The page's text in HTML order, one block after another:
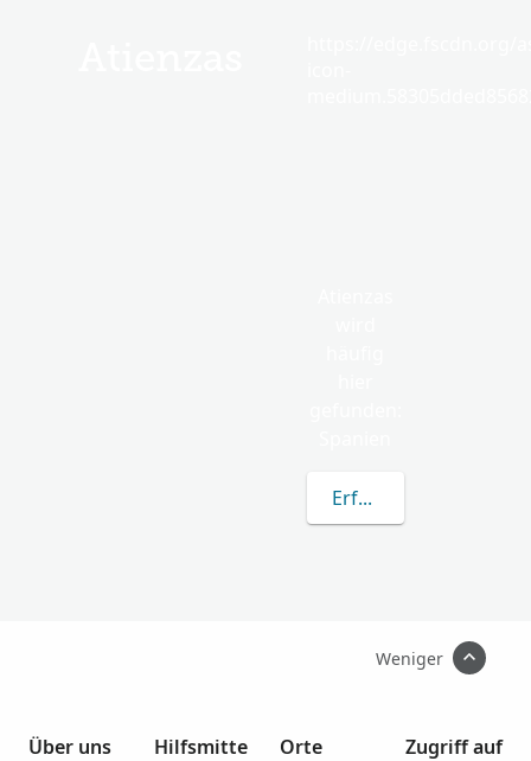
Erfahren Sie mehr
Weniger
Über uns
Hilfsmitte
Orte
Zugriff auf